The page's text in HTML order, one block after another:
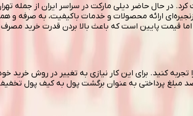
خرده فروشی در ایران است که در اواخر سال ۱۳۹۸ شروع به فعالیت کرد. در حال حاضر دیلی
می‌کند. ماموریت این فروشگاه‌ زنجیره‌ای ارائه محصولات و خدمات
قیمت پایین است که باعث بالا بردن قدرت خرید
برای این کار نیازی به تغییر در روش خرید